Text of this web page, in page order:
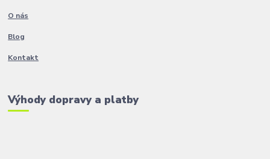
O nás
Blog
Kontakt
Výhody dopravy a platby